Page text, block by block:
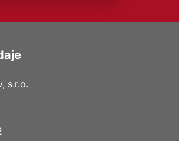
s.r.o.